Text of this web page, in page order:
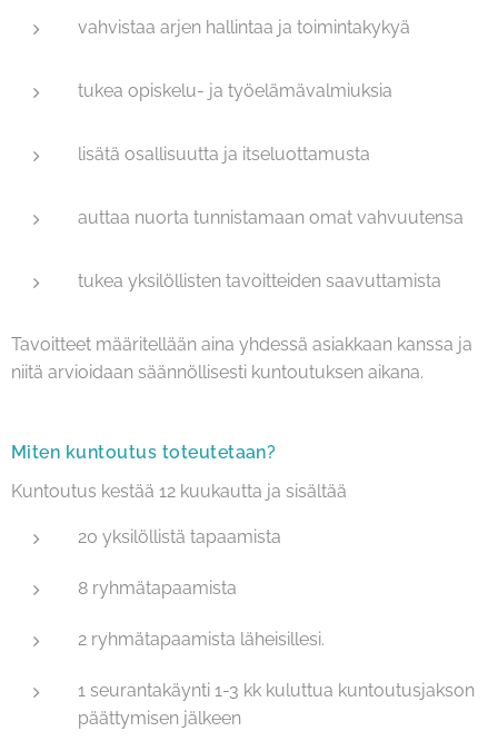
vahvistaa arjen hallintaa ja toimintakykyä
tukea opiskelu- ja työelämävalmiuksia
lisätä osallisuutta ja itseluottamusta
auttaa nuorta tunnistamaan omat vahvuutensa
tukea yksilöllisten tavoitteiden saavuttamista
Tavoitteet määritellään aina yhdessä asiakkaan kanssa ja
niitä arvioidaan säännöllisesti kuntoutuksen aikana.
Miten kuntoutus toteutetaan?
Kuntoutus kestää 12 kuukautta ja sisältää
20 yksilöllistä tapaamista
8 ryhmätapaamista
2 ryhmätapaamista läheisillesi.
1 seurantakäynti 1-3 kk kuluttua kuntoutusjakson
päättymisen jälkeen